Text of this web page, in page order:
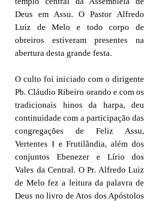
Deus em Assu. O Pastor Alfredo
Luiz de Melo e todo corpo de
obreiros estiveram presentes na
abertura desta grande festa.
O culto foi iniciado com o dirigente
Pb. Cláudio Ribeiro orando e com os
tradicionais hinos da harpa, deu
continuidade com a participação das
congregações de Feliz Assu,
Vertentes I e Frutilândia, além dos
conjuntos Ebenezer e Lírio dos
Vales da Central. O Pr. Alfredo Luiz
de Melo fez a leitura da palavra de
Deus no livro de Atos dos Apóstolos